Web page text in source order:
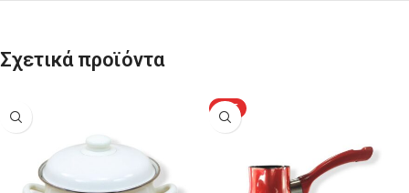
Σχετικά προϊόντα
HOT